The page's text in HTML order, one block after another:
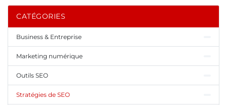
CATÉGORIES
Business & Entreprise
Marketing numérique
Outils SEO
Stratégies de SEO